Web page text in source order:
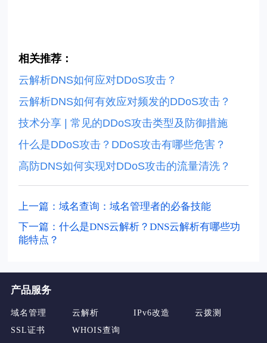
相关推荐：
云解析DNS如何应对DDoS攻击？
云解析DNS如何有效应对频发的DDoS攻击？
技术分享 | 常见的DDoS攻击类型及防御措施
什么是DDoS攻击？DDoS攻击有哪些危害？
高防DNS如何实现对DDoS攻击的流量清洗？
上一篇：域名查询：域名管理者的必备技能
下一篇：什么是DNS云解析？DNS云解析有哪些功
能特点？
产品服务
域名管理 云解析 IPv6改造
云拨测
SSL证书
WHOIS查询